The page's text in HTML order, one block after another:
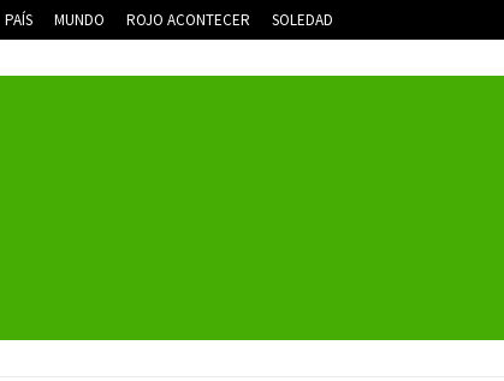
PAÍS MUNDO ROJO ACONTECER SOLEDAD